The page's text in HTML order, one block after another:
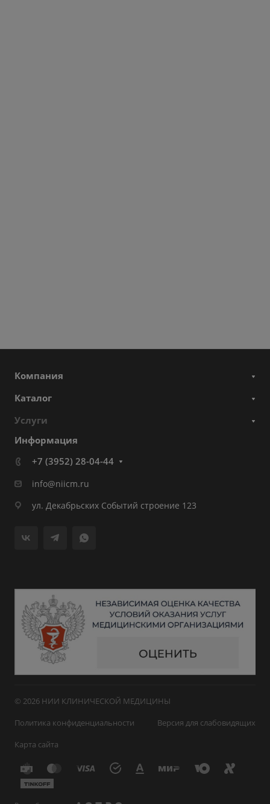
Компания
Каталог
Услуги
Информация
+7 (3952) 28-04-44
info@niicm.ru
ул. Декабрьских Событий строение 123
© 2026 НИИ КЛИНИЧЕСКОЙ МЕДИЦИНЫ
Политика конфиденциальности
Версия для слабовидящих
Карта сайта